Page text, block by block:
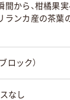
から、柑橘果
ンカ産の茶葉
ロック）
なし